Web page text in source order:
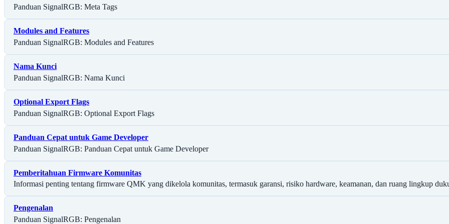
Panduan SignalRGB: Meta Tags
Modules and Features
Panduan SignalRGB: Modules and Features
Nama Kunci
Panduan SignalRGB: Nama Kunci
Optional Export Flags
Panduan SignalRGB: Optional Export Flags
Panduan Cepat untuk Game Developer
Panduan SignalRGB: Panduan Cepat untuk Game Developer
Pemberitahuan Firmware Komunitas
Informasi penting tentang firmware QMK yang dikelola komunitas, termasuk garansi, risiko hardware, keamanan, dan ruang lingkup
Pengenalan
Panduan SignalRGB: Pengenalan